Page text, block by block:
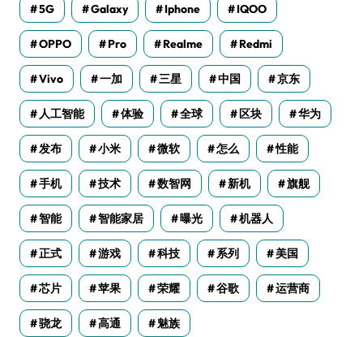
5G Galaxy Iphone IQOO
OPPO Pro Realme Redmi
Vivo 一加 三星 中国 京东
人工智能 体验 全球 区块 华为
发布 小米 微软 怎么 性能
手机 技术 数智网 新机 旗舰
智能 智能家居 曝光 机器人
正式 游戏 科技 系列 美国
芯片 苹果 荣耀 谷歌 运营商
骁龙 高通 魅族